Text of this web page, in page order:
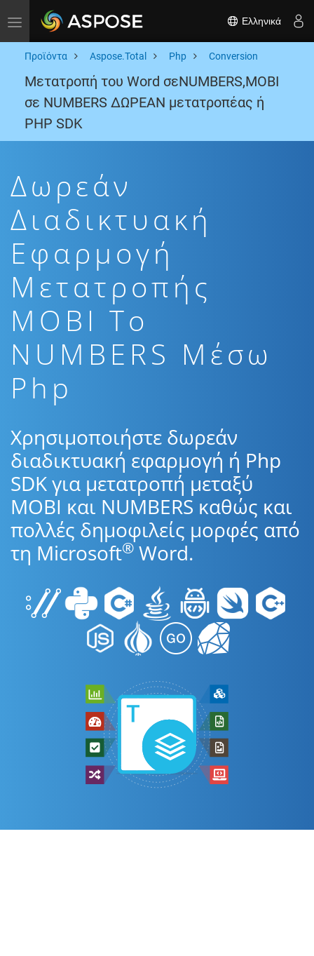
Toggle navigation Ελληνικά
Προϊόντα Aspose.Total Php Conversion
Μετατροπή του Word σεNUMBERS,MOBI
σε NUMBERS ΔΩΡΕΑΝ μετατροπέας ή
PHP SDK
Δωρεάν
Διαδικτυακή
Εφαρμογή
Μετατροπής
MOBI To
NUMBERS Μέσω
Php
Χρησιμοποιήστε δωρεάν
διαδικτυακή εφαρμογή ή Php
SDK για μετατροπή μεταξύ
MOBI και NUMBERS καθώς και
πολλές δημοφιλείς μορφές από
τη Microsoft® Word.